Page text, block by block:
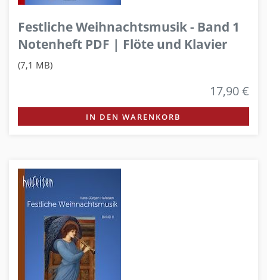
Festliche Weihnachtsmusik - Band 1
Notenheft PDF | Flöte und Klavier
(7,1 MB)
17,90 €
IN DEN WARENKORB